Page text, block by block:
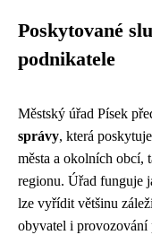
Poskytované
podnikatele
Městský úřad Písek
správy, která
města a okolních obcí,
regionu. Úřad funguje
lze vyřídit většinu
obyvatel i